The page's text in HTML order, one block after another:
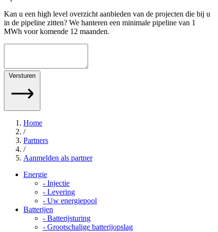
Kan u een high level overzicht aanbieden van de projecten die bij u
in de pipeline zitten? We hanteren een minimale pipeline van 1
MWh voor komende 12 maanden.
Versturen
Home
/
Partners
/
Aanmelden als partner
Energie
- Injectie
- Levering
- Uw energiepool
Batterijen
- Batterijsturing
- Grootschalige batterijopslag